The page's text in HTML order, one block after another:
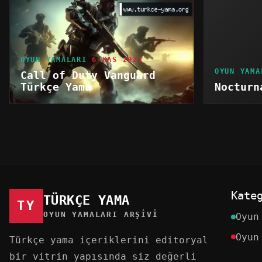
OYUN YAMALARI 6 KAS 2021
Call of Duty Vanguard
Türkçe Yama
OYUN
TY TÜRKÇE YAMA
OYUN YAMALARI ARŞIVI
Türkçe yama içeriklerini editoryal
bir vitrin yapısında siz değerli